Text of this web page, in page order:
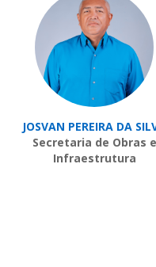
JOSVAN PEREIRA DA
Secretaria de Obras e
Infraestrutura